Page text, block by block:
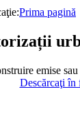
Prima pagină
emise
Descărcaţi în